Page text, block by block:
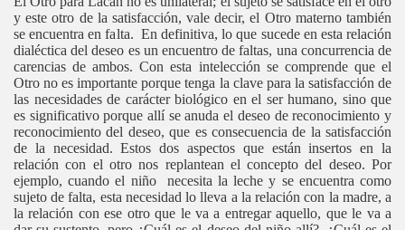
y este otro de la satisfacción, vale decir, el Otro materno también
se encuentra en falta. En definitiva, lo que sucede en esta relación
dialéctica del deseo es un encuentro de faltas, una concurrencia de
carencias de ambos. Con esta intelección se comprende que el
Otro no es importante porque tenga la clave para la satisfacción de
las necesidades de carácter biológico en el ser humano, sino que
es significativo porque allí se anuda el deseo de reconocimiento y
reconocimiento del deseo, que es consecuencia de la satisfacción
de la necesidad. Estos dos aspectos que están insertos en la
relación con el otro nos replantean el concepto del deseo. Por
ejemplo, cuando el niño necesita la leche y se encuentra como
sujeto de falta, esta necesidad lo lleva a la relación con la madre, a
la relación con ese otro que le va a entregar aquello, que le va a